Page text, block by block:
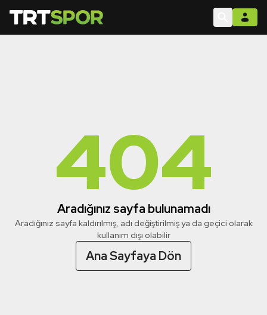
404
Aradığınız sayfa bulunamadı
Aradığınız sayfa kaldırılmış, adı değiştirilmiş ya da geçici olarak
kullanım dışı olabilir
Ana Sayfaya Dön